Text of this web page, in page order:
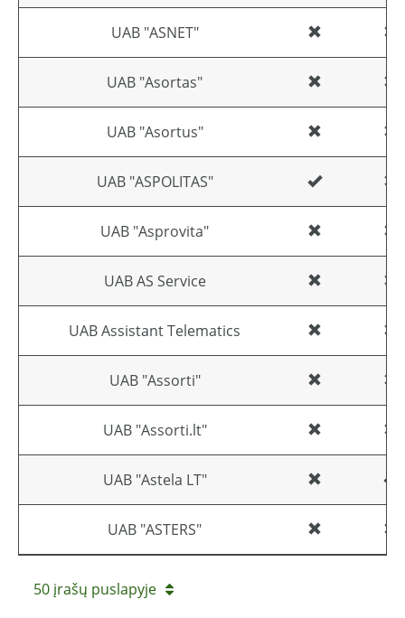
UAB "ASNET"
UAB "Asortas"
UAB "Asortus"
UAB "ASPOLITAS"
UAB "Asprovita"
UAB AS Service
UAB Assistant Telematics
UAB "Assorti"
UAB "Assorti.lt"
UAB "Astela LT"
UAB "ASTERS"
50 įrašų puslapyje